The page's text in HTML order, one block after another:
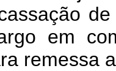
em
remessa